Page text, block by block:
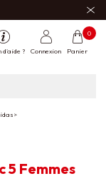
d'aide ? Connexion Panier
0
>
5 Femmes